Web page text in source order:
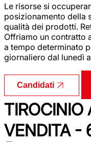
Le risorse si
posizionamento della
qualità dei prodotti.
Offriamo un contratto
a tempo determinato
giornaliero dal lunedì
Candidati
TIROCINIO
VENDITA -